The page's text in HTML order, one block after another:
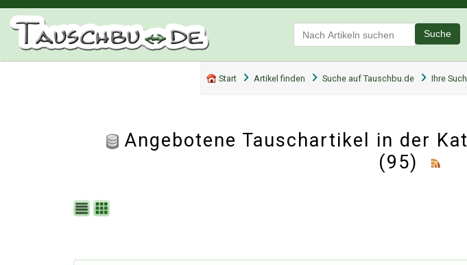
Suche
Start Artikel finden Suche auf Tauschbu.de Ihre
Angebotene Tauschartikel in der
(95)